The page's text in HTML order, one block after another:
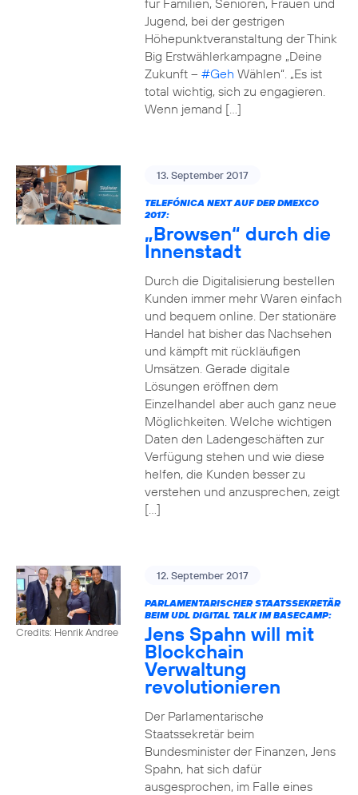
für Familien, Senioren, Frauen und
Jugend, bei der gestrigen
Höhepunktveranstaltung der Think
Big Erstwählerkampagne „Deine
Zukunft – #Geh Wählen“. „Es ist
total wichtig, sich zu engagieren.
Wenn jemand […]
13. September 2017
TELEFÓNICA NEXT AUF DER DMEXCO
2017:
„Browsen“ durch die
Innenstadt
Durch die Digitalisierung bestellen
Kunden immer mehr Waren einfach
und bequem online. Der stationäre
Handel hat bisher das Nachsehen
und kämpft mit rückläufigen
Umsätzen. Gerade digitale
Lösungen eröffnen dem
Einzelhandel aber auch ganz neue
Möglichkeiten. Welche wichtigen
Daten den Ladengeschäften zur
Verfügung stehen und wie diese
helfen, die Kunden besser zu
verstehen und anzusprechen, zeigt
[…]
Credits: Henrik Andree
12. September 2017
PARLAMENTARISCHER STAATSSEKRETÄR
BEIM UDL DIGITAL TALK IM BASECAMP:
Jens Spahn will mit
Blockchain
Verwaltung
revolutionieren
Der Parlamentarische
Staatssekretär beim
Bundesminister der Finanzen, Jens
Spahn, hat sich dafür
ausgesprochen, im Falle eines